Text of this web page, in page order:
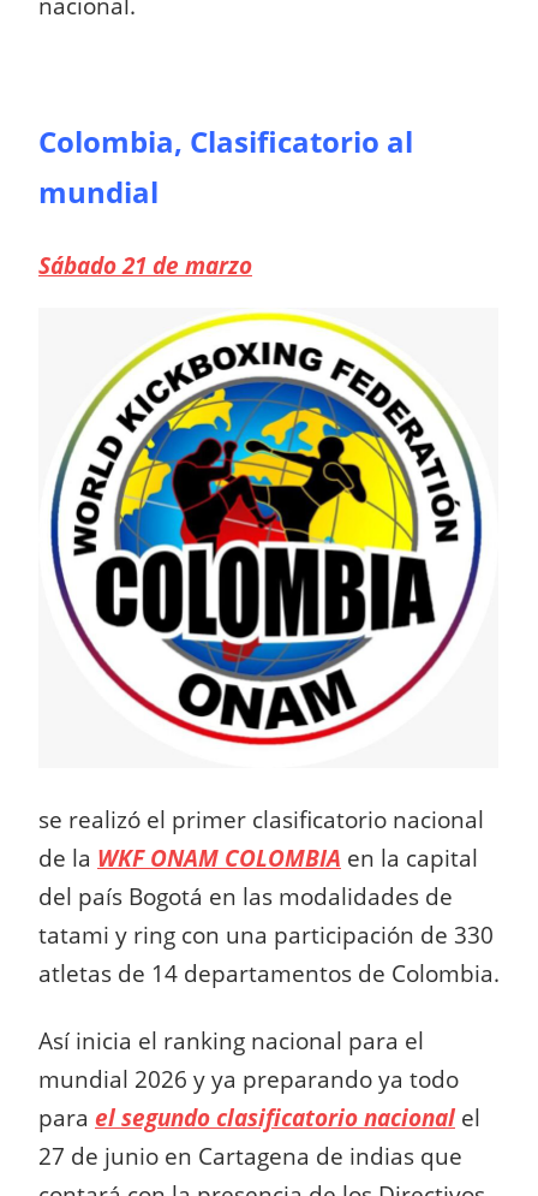
Colombia, Clasificatorio al
mundial
Sábado 21 de marzo
se realizó el primer clasificatorio nacional
de la WKF ONAM COLOMBIA en la capital
del país Bogotá en las modalidades de
tatami y ring con una participación de 330
atletas de 14 departamentos de Colombia.
Así inicia el ranking nacional para el
mundial 2026 y ya preparando ya todo
para el segundo clasificatorio nacional el
27 de junio en Cartagena de indias que